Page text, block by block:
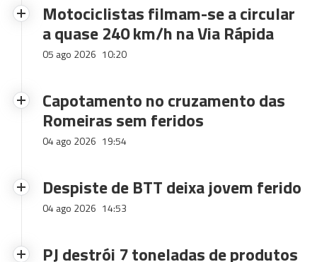
Motociclistas filmam-se a circular
a quase 240 km/h na Via Rápida
05 ago 2026 10:20
Capotamento no cruzamento das
Romeiras sem feridos
04 ago 2026 19:54
Despiste de BTT deixa jovem ferido
04 ago 2026 14:53
PJ destrói 7 toneladas de produtos